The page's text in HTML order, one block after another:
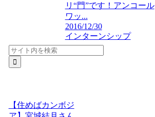
リ“門”です！アンコール
ワッ...
2016/12/30
インターンシップ
【住めばカンボジ